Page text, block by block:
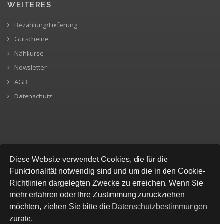
Diese Website verwendet Cookies, die für die
Funktionalität notwendig sind und um die in den Cookie-
Richtlinien dargelegten Zwecke zu erreichen. Wenn Sie
mehr erfahren oder Ihre Zustimmung zurückziehen
möchten, ziehen Sie bitte die Datenschutzbestimmungen
zurate.
WEITERES
Bezahlung/Lieferung
Gutscheine
Nähkurse
Newsletter
AGB
Datenschutz
SICHERE BEZAHLUNG